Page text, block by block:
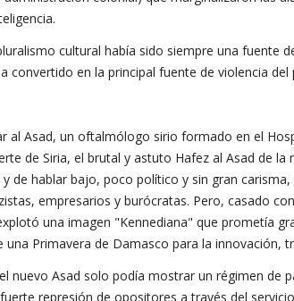
cultural había sido siempre una fuente
convertido en la principal fuente de violencia del
al Asad, un oftalmólogo sirio formado en el
de Siria, el brutal y astuto Hafez al Asad de
de hablar bajo, poco político y sin gran
empresarios y burócratas. Pero, casado
una imagen "Kennediana" que prometía
una Primavera de Damasco para la innovación,
nuevo Asad solo podía mostrar un régimen de
represión de opositores a través del